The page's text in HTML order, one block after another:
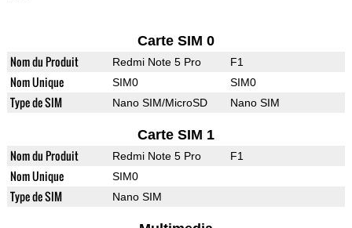
Carte SIM 0
Nom du Produit Redmi Note 5 Pro F1
Nom Unique SIM0 SIM0
Type de SIM Nano SIM/MicroSD Nano SIM
Carte SIM 1
Nom du Produit Redmi Note 5 Pro F1
Nom Unique SIM0
Type de SIM Nano SIM